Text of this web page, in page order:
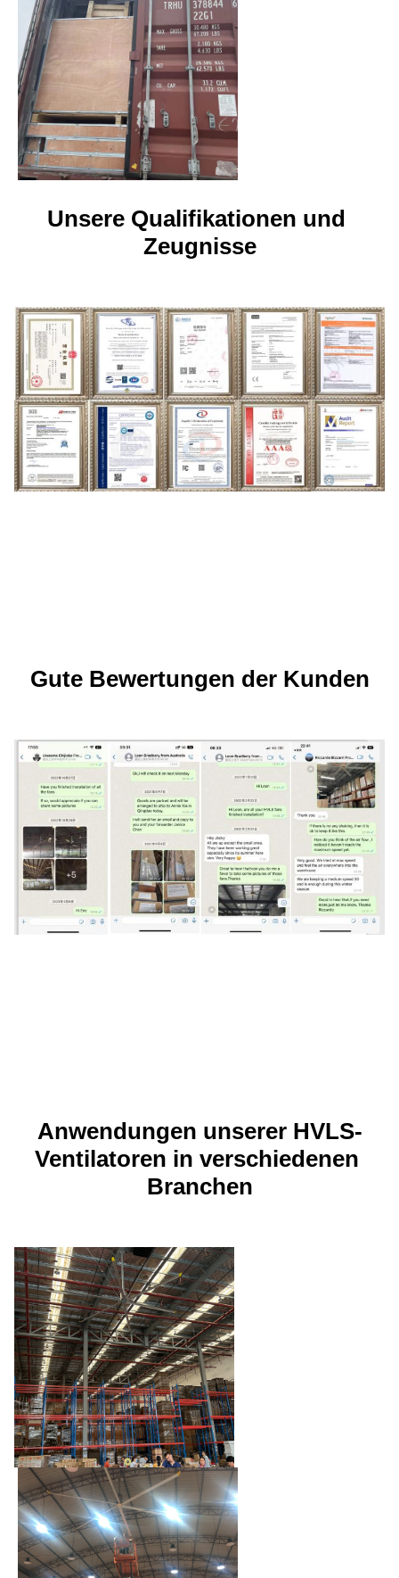
Unsere Qualifikationen und
Zeugnisse
Gute Bewertungen der Kunden
Anwendungen unserer HVLS-
Ventilatoren in verschiedenen
Branchen